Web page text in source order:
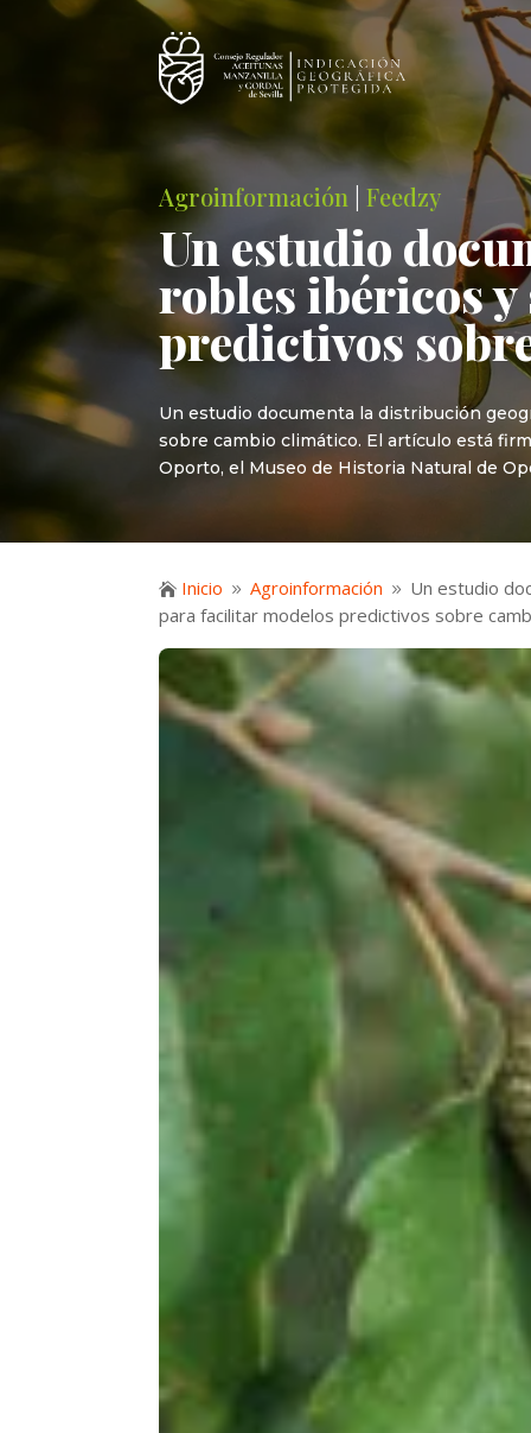
Agroinformación |Feedzy
Un estudio
robles ibéricos
predictivos
Un estudio documenta la distribución
sobre cambio climático. El artículo está
Oporto, el Museo de Historia Natural de
 Inicio 9 Agroinformación 9 Un estudio
para facilitar modelos predictivos sobre